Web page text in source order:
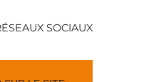
SOCIAUX